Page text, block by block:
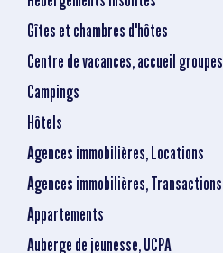
Gîtes et chambres d'hôtes
Centre de vacances, accueil groupes
Campings
Hôtels
Agences immobilières, Locations
Agences immobilières, Transactions
Appartements
Auberge de jeunesse, UCPA